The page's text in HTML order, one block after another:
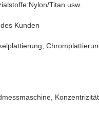
Titan usw.
Kunden